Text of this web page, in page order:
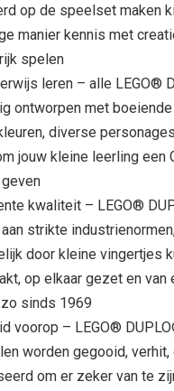
op de speelset maken
manier kennis met
spelen
leren – alle LEGO®
ontworpen met
diverse
jouw kleine leerling een
kwaliteit – LEGO®
strikte
door kleine vingertjes
op elkaar gezet en van
sinds 1969
voorop – LEGO®
worden gegooid,
om er zeker van te